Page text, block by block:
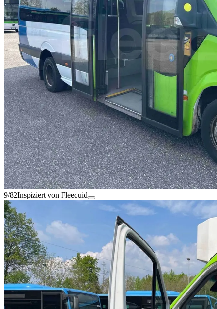
9/82Inspiziert von Fleequid